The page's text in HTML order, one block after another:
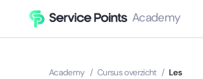
Academy
Academy / Cursus overzicht / Les